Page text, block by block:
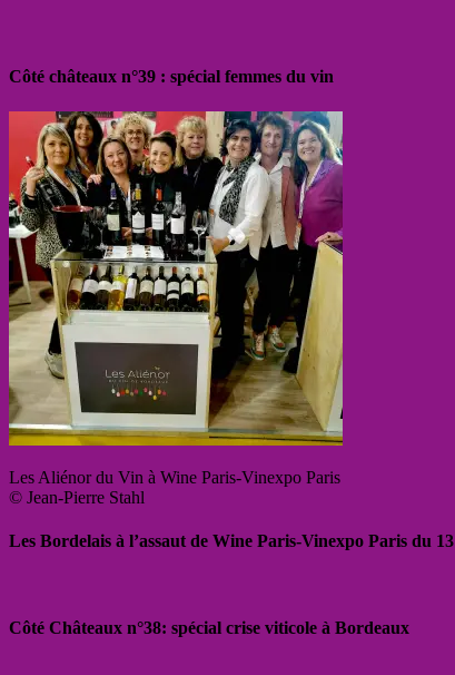
Côté châteaux n°39 : spécial femmes du vin
Les Aliénor du Vin à Wine Paris-Vinexpo Paris
© Jean-Pierre Stahl
Les Bordelais à l’assaut de Wine Paris-Vinexpo Paris du
Côté Châteaux n°38: spécial crise viticole à Bordeaux